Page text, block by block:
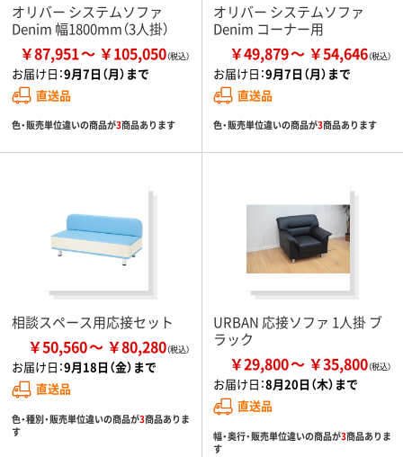
オリバー システムソファ
Denim 幅1800mm（3人掛）
￥87,951 ￥105,050
お届け日：9月7日（月）まで
直送品
色・販売単位違いの商品が3商品あります
オリバー システムソファ
Denim コーナー用
￥49,879 ￥54,646
お届け日：9月7日（月）まで
直送品
色・販売単位違いの商品が3商品あります
相談スペース用応接セット
￥50,560 ￥80,280
お届け日：9月18日（金）まで
直送品
色・種別・販売単位違いの商品が3商品ありま
す
URBAN 応接ソファ 1人掛 ブ
ラック
￥29,800 ￥35,800
お届け日：8月20日（木）まで
直送品
幅・奥行・販売単位違いの商品が3商品ありま
す